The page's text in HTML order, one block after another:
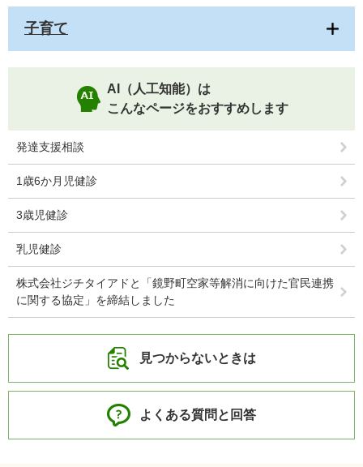
子育て
AI（人工知能）は
こんなページをおすすめします
発達支援相談
1歳6か月児健診
3歳児健診
乳児健診
株式会社ジチタイアドと「鏡野町空家等解消に向けた官民連携
に関する協定」を締結しました
見つからないときは
よくある質問と回答